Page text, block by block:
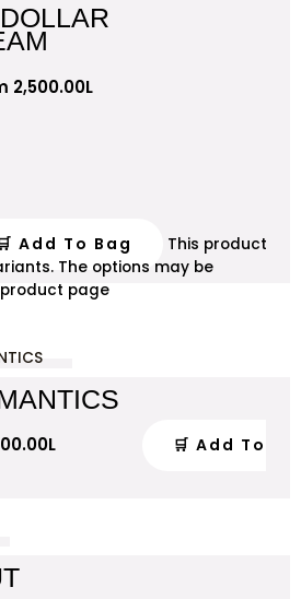
2,500.00L
Add To Bag
This product
The options may be
page
L
🛒 Add To